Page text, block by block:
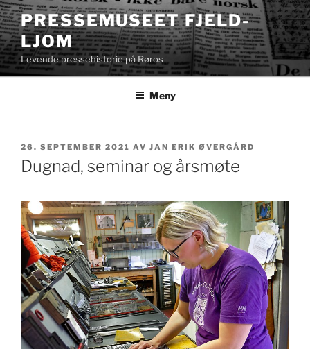
Gå
til
innhold
PRESSEMUSEET FJELD-
LJOM
Levende pressehistorie på Røros
Meny
PUBLISERT
26. SEPTEMBER 2021 AV JAN ERIK ØVERGÅRD
Dugnad, seminar og årsmøte